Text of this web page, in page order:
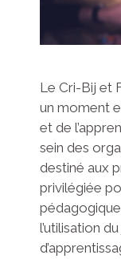
Le Cri-Bij et
un moment
et de
sein des
destiné aux
privilégiée
l’utilisation